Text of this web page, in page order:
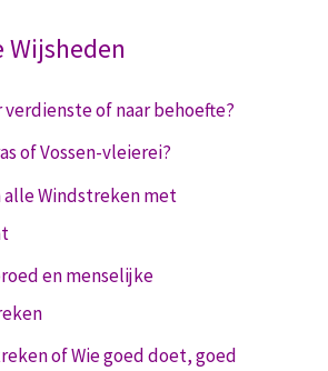
Wijsheden
verdienste of naar behoefte?
of Vossen-vleierei?
alle Windstreken met
en menselijke
of Wie goed doet, goed